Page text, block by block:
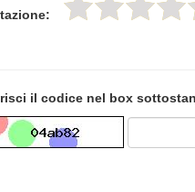
il codice nel box